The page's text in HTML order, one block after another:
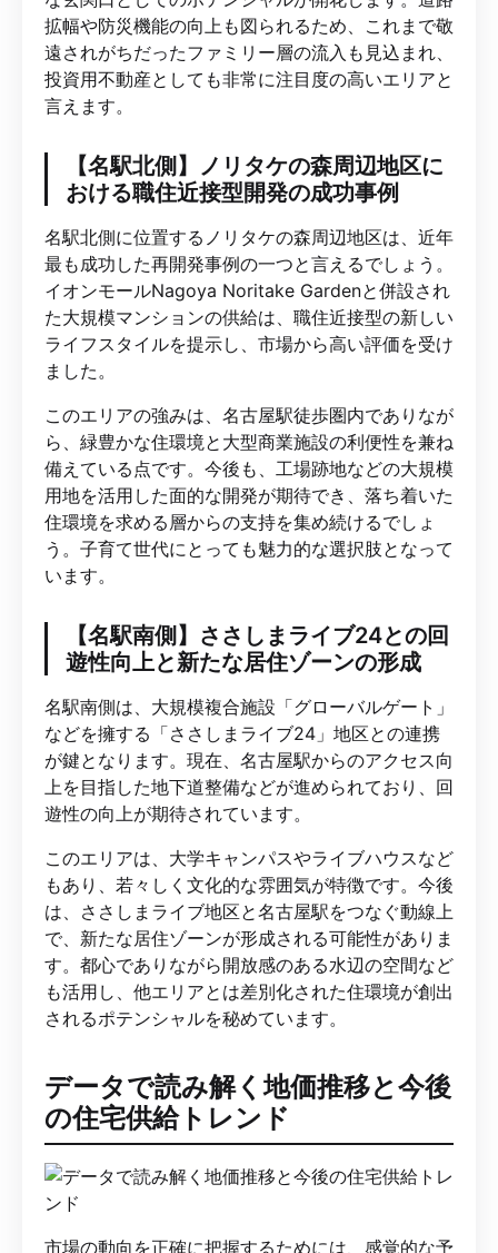
拡幅や防災機能の向上も図られるため、これまで敬
遠されがちだったファミリー層の流入も見込まれ、
投資用不動産としても非常に注目度の高いエリアと
言えます。
【名駅北側】ノリタケの森周辺地区に
おける職住近接型開発の成功事例
名駅北側に位置するノリタケの森周辺地区は、近年
最も成功した再開発事例の一つと言えるでしょう。
イオンモールNagoya Noritake Gardenと併設され
た大規模マンションの供給は、職住近接型の新しい
ライフスタイルを提示し、市場から高い評価を受け
ました。
このエリアの強みは、名古屋駅徒歩圏内でありなが
ら、緑豊かな住環境と大型商業施設の利便性を兼ね
備えている点です。今後も、工場跡地などの大規模
用地を活用した面的な開発が期待でき、落ち着いた
住環境を求める層からの支持を集め続けるでしょ
う。子育て世代にとっても魅力的な選択肢となって
います。
【名駅南側】ささしまライブ24との回
遊性向上と新たな居住ゾーンの形成
名駅南側は、大規模複合施設「グローバルゲート」
などを擁する「ささしまライブ24」地区との連携
が鍵となります。現在、名古屋駅からのアクセス向
上を目指した地下道整備などが進められており、回
遊性の向上が期待されています。
このエリアは、大学キャンパスやライブハウスなど
もあり、若々しく文化的な雰囲気が特徴です。今後
は、ささしまライブ地区と名古屋駅をつなぐ動線上
で、新たな居住ゾーンが形成される可能性がありま
す。都心でありながら開放感のある水辺の空間など
も活用し、他エリアとは差別化された住環境が創出
されるポテンシャルを秘めています。
データで読み解く地価推移と今後
の住宅供給トレンド
市場の動向を正確に把握するためには、感覚的な予